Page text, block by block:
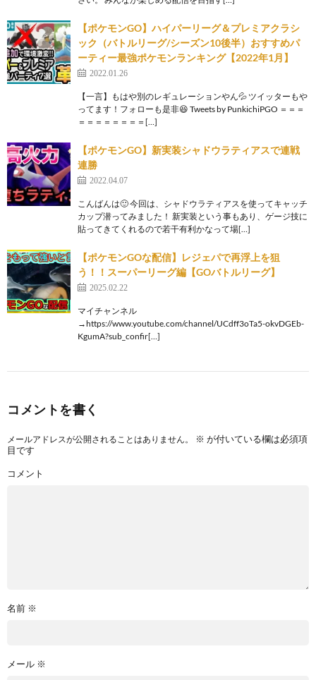
【ポケモンGO】ハイパーリーグ＆プレミアクラシ
ック（バトルリーグ/シーズン10後半）おすすめパ
ーティー最強ポケモンランキング【2022年1月】
2022.01.26
【一言】もはや別のレギュレーションやん💦 ツイッターもや
ってます！フォローも是非😆 Tweets by PunkichiPGO ＝＝＝
＝＝＝＝＝＝＝＝[…]
【ポケモンGO】新実装シャドウラティアスで連戦
連勝
2022.04.07
こんばんは🙂 今回は、シャドウラティアスを使ってキャッチ
カップ潜ってみました！ 新実装という事もあり、ゲージ技に
貼ってきてくれるので若干有利かなって場[…]
【ポケモンGOな配信】レジェパで再浮上を狙
う！！スーパーリーグ編【GOバトルリーグ】
2025.02.22
マイチャンネル
→https://www.youtube.com/channel/UCdff3oTa5-okvDGEb-
KgumA?sub_confir[…]
コメントを書く
メールアドレスが公開されることはありません。 ※ が付いている欄は必須項
目です
コメント
名前 ※
メール ※